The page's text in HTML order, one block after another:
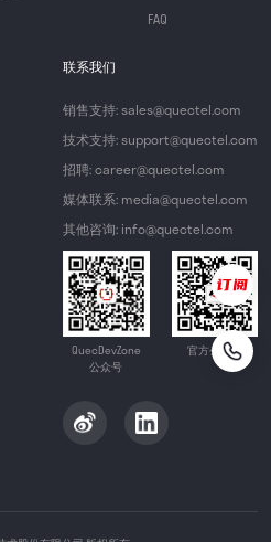
FAQ
联系我们
销售支持: sales@quectel.com
技术支持: support@quectel.com
招聘: career@quectel.com
媒体联系: media@quectel.com
其他咨询: info@quectel.com
QuecDevZone
公众号
官方公众号